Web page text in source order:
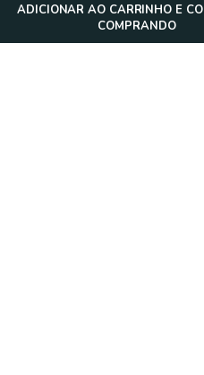
ADICIONAR AO CARRINHO E
COMPRANDO